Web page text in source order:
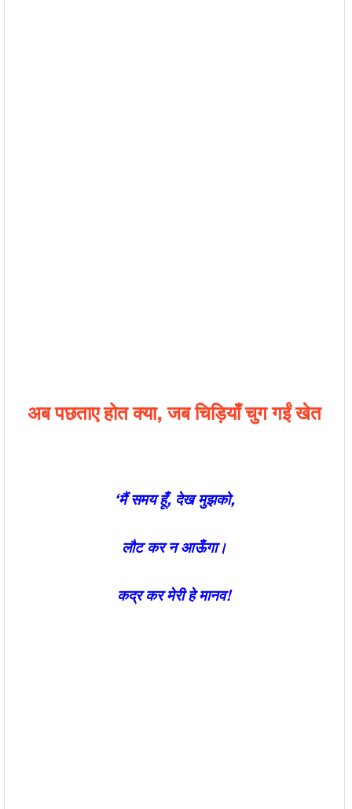
अबपछताएहोतक्या,जबचिड़ियाँचुगगईंखेत
‘मैं समयहूँ, देखमुझको,
लौट कर न आऊँगा।
कद्र करमेरीहेमानव!